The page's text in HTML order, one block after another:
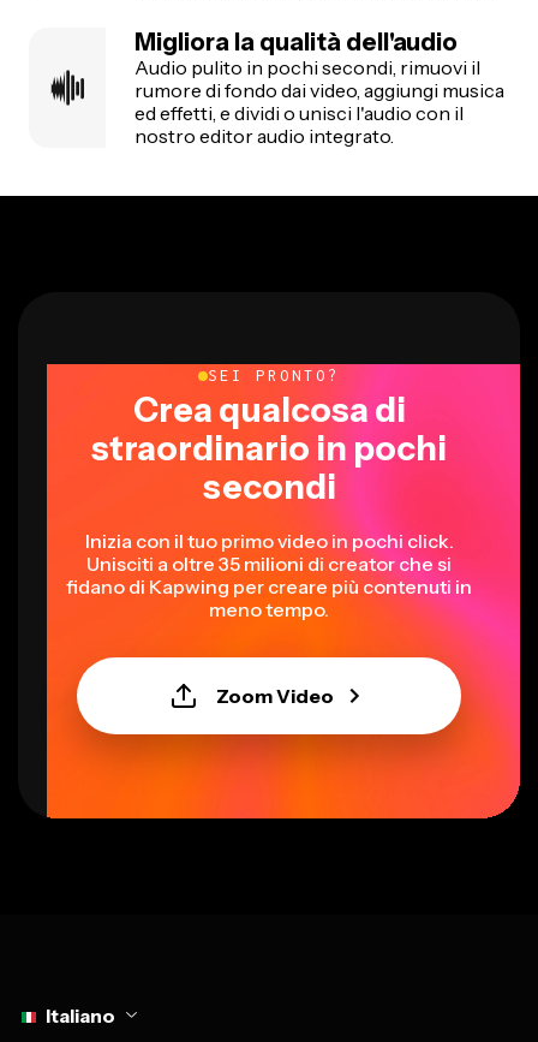
Migliora la qualità dell'audio
Audio pulito in pochi secondi, rimuovi il
rumore di fondo dai video, aggiungi musica
ed effetti, e dividi o unisci l'audio con il
nostro editor audio integrato.
SEI PRONTO?
Crea qualcosa di
straordinario in pochi
secondi
Inizia con il tuo primo video in pochi click.
Unisciti a oltre 35 milioni di creator che si
fidano di Kapwing per creare più contenuti in
meno tempo.
Zoom Video
Italiano